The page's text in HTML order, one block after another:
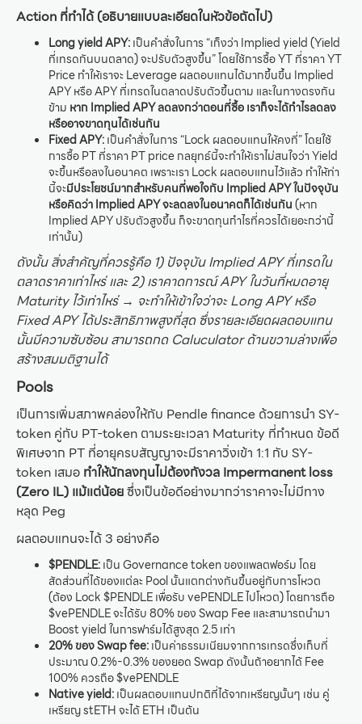
Action ที่ทำได้ (อธิบายแบบละเอียดในหัวข้อถัดไป)
Long yield APY:เป็นคำสั่งในการ “เก็งว่า Implied yield (Yield
ที่เทรดกันบนตลาด) จะปรับตัวสูงขึ้น” โดยใช้การซื้อ YT ที่ราคา YT
Price ทำให้เราจะ Leverage ผลตอบแทนได้มากขึ้นขึ้น Implied
APY หรือ APY ที่เทรดในตลาดปรับตัวขึ้นตาม และในทางตรงกัน
ข้าม หาก Implied APY ลดลงกว่าตอนที่ซื้อ เราก็จะได้กำไรลดลง
หรืออาจขาดทุนได้เช่นกัน
Fixed APY:เป็นคำสั่งในการ “Lock ผลตอบแทนให้คงที่” โดยใช้
การซื้อ PT ที่ราคา PT price กลยุทธ์นี้จะทำให้เราไม่สนใจว่า Yield
จะขึ้นหรือลงในอนาคต เพราะเรา Lock ผลตอบแทนไว้แล้ว ทำให้ท่า
นี้จะมีประโยชน์มากสำหรับคนที่พอใจกับ Implied APY ในปัจจุบัน
หรือคิดว่า Implied APY จะลดลงในอนาคตก็ได้เช่นกัน(หาก
Implied APY ปรับตัวสูงขึ้น ก็จะขาดทุนกำไรที่ควรได้เยอะกว่านี้
เท่านั้น)
ดังนั้น สิ่งสำคัญที่ควรรู้คือ 1) ปัจจุบัน Implied APY ที่เทรดใน
ตลาดราคาเท่าไหร่ และ 2) เราคาดการณ์ APY ในวันที่หมดอายุ
Maturity ไว้เท่าไหร่ → จะทำให้เข้าใจว่าจะ Long APY หรือ
Fixed APY ได้ประสิทธิภาพสูงที่สุด ซึ่งรายละเอียดผลตอบแทน
นั้นมีความซับซ้อน สามารถกด Caluculator ด้านขวามล่างเพื่อ
สร้างสมมติฐานได้
Pools
เป็นการเพิ่มสภาพคล่องให้กับ Pendle finance ด้วยการนำ SY-
token คู่กับ PT-token ตามระยะเวลา Maturity ที่กำหนด ข้อดี
พิเศษจาก PT ที่อายุครบสัญญาจะมีราคาวิ่งเข้า 1:1 กับ SY-
token เสมอ ทำให้นักลงทุนไม่ต้องกังวล Impermanent loss
(Zero IL) แม้แต่น้อยซึ่งเป็นข้อดีอย่างมากว่าราคาจะไม่มีทาง
หลุด Peg
ผลตอบแทนจะได้ 3 อย่างคือ
$PENDLE:เป็น Governance token ของแพลตฟอร์ม โดย
สัดส่วนที่ได้ของแต่ละ Pool นั้นแตกต่างกันขึ้นอยู่กับการโหวต
(ต้อง Lock $PENDLE เพื่อรับ vePENDLE ไปโหวต) โดยการถือ
$vePENDLE จะได้รับ 80% ของ Swap Fee และสามารถนำมา
Boost yield ในการฟาร์มได้สูงสุด 2.5 เท่า
20% ของ Swap fee:เป็นค่าธรรมเนียมจากการเทรดซึ่งเก็บที่
ประมาณ 0.2%-0.3% ของยอด Swap ดังนั้นถ้าอยากได้ Fee
100% ควรถือ $vePENDLE
Native yield:เป็นผลตอบแทนปกติที่ได้จากเหรียญนั้นๆ เช่น คู่
เหรียญ stETH จะได้ ETH เป็นต้น